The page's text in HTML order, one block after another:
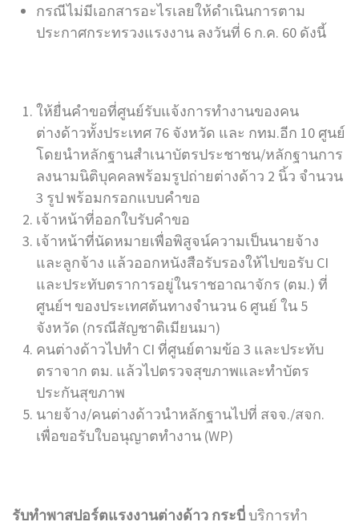
กรณีไม่มีเอกสารอะไรเลยให้ดำเนินการตาม
ประกาศกระทรวงแรงงาน ลงวันที่ 6 ก.ค. 60 ดังนี้
ให้ยื่นคำขอที่ศูนย์รับแจ้งการทำงานของคน
ต่างด้าวทั้งประเทศ 76 จังหวัด และ กทม.อีก 10 ศูนย์
โดยนำหลักฐานสำเนาบัตรประชาชน/หลักฐานการ
ลงนามนิติบุคคลพร้อมรูปถ่ายต่างด้าว 2 นิ้ว จำนวน
3 รูป พร้อมกรอกแบบคำขอ
เจ้าหน้าที่ออกใบรับคำขอ
เจ้าหน้าที่นัดหมายเพื่อพิสูจน์ความเป็นนายจ้าง
และลูกจ้าง แล้วออกหนังสือรับรองให้ไปขอรับ CI
และประทับตราการอยู่ในราชอาณาจักร (ตม.) ที่
ศูนย์ฯ ของประเทศต้นทางจำนวน 6 ศูนย์ ใน 5
จังหวัด (กรณีสัญชาติเมียนมา)
คนต่างด้าวไปทำ CI ที่ศูนย์ตามข้อ 3 และประทับ
ตราจาก ตม. แล้วไปตรวจสุขภาพและทำบัตร
ประกันสุขภาพ
นายจ้าง/คนต่างด้าวนำหลักฐานไปที่ สจจ./สจก.
เพื่อขอรับใบอนุญาตทำงาน (WP)
รับทำพาสปอร์ตแรงงานต่างด้าว กระบี่บริการทำ